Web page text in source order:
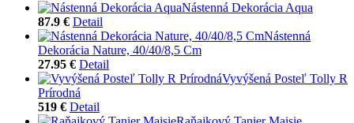
Nástenná Dekorácia Aqua
87.9 € Detail
Nástenná
Dekorácia Nature, 40/40/8,5 Cm
27.95 € Detail
Vyvýšená Posteľ Tolly R
Prírodná
519 € Detail